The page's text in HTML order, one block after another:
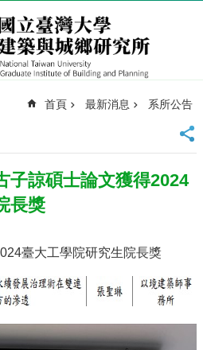
首頁 最新消息 系所公告
子諒碩士論文獲得2024
長獎
臺大工學院研究生院長獎